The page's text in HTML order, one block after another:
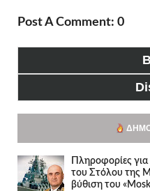
Post A Comment: 0
Πληροφορίες
του Στόλου της
βύθιση του